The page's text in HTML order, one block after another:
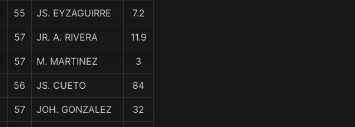
55 JS. EYZAGUIRRE 7.2
57 JR. A. RIVERA 11.9
57 M. MARTINEZ 3
56 JS. CUETO 84
57 JOH. GONZALEZ 32